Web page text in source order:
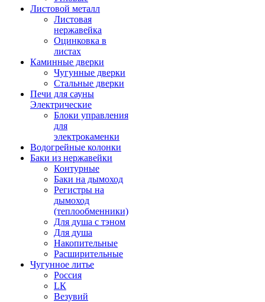
Листовой металл
Листовая
нержавейка
Оцинковка в
листах
Каминные дверки
Чугунные дверки
Стальные дверки
Печи для сауны
Электрические
Блоки управления
для
электрокаменки
Водогрейные колонки
Баки из нержавейки
Контурные
Баки на дымоход
Регистры на
дымоход
(теплообменники)
Для душа с тэном
Для душа
Накопительные
Расширительные
Чугунное литье
Россия
LК
Везувий